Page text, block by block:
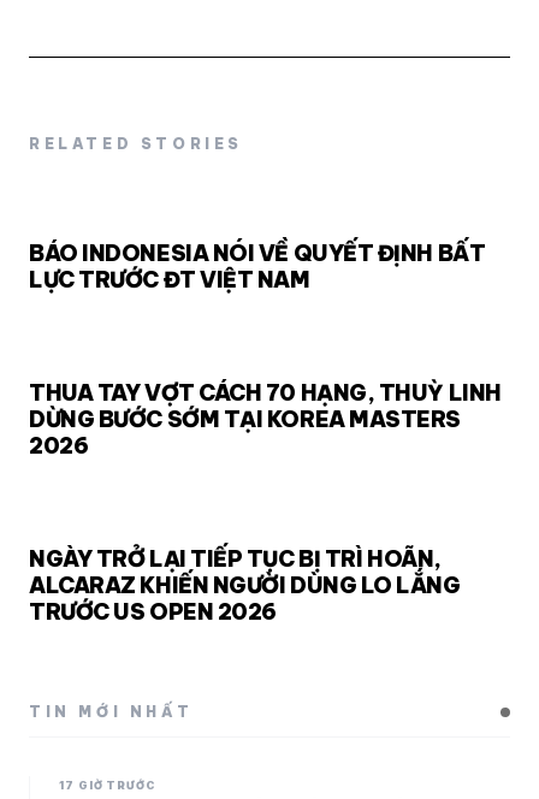
RELATED STORIES
BÁO INDONESIA NÓI VỀ QUYẾT ĐỊNH BẤT
LỰC TRƯỚC ĐT VIỆT NAM
THUA TAY VỢT CÁCH 70 HẠNG, THUỲ LINH
DỪNG BƯỚC SỚM TẠI KOREA MASTERS
2026
NGÀY TRỞ LẠI TIẾP TỤC BỊ TRÌ HOÃN,
ALCARAZ KHIẾN NGƯỜI DÙNG LO LẮNG
TRƯỚC US OPEN 2026
TIN MỚI NHẤT
17 GIỜ TRƯỚC